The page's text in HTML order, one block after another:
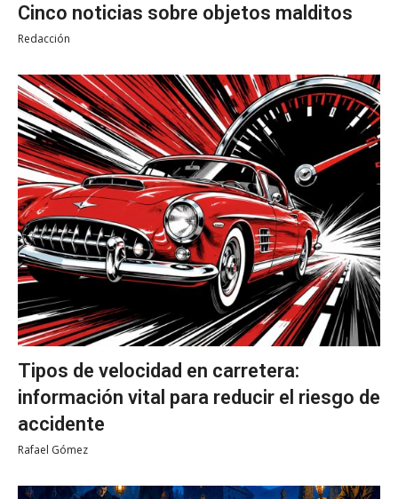
Cinco noticias sobre objetos malditos
Redacción
Tipos de velocidad en carretera:
información vital para reducir el riesgo de
accidente
Rafael Gómez